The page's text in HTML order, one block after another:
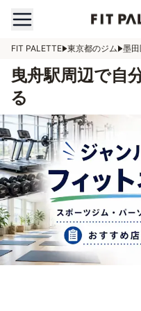
FIT PALETTE 東京都のジム 墨
曳舟駅周辺で自
る